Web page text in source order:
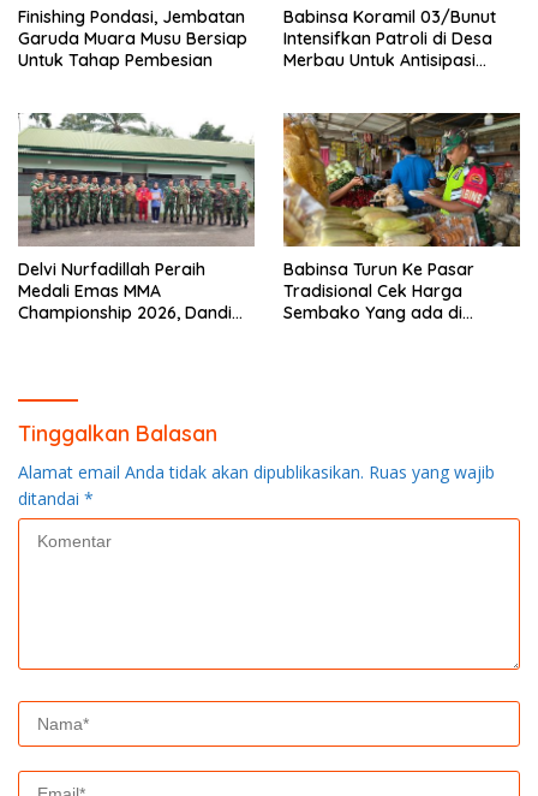
Finishing Pondasi, Jembatan
Garuda Muara Musu Bersiap
Untuk Tahap Pembesian
Babinsa Koramil 03/Bunut
Intensifkan Patroli di Desa
Merbau Untuk Antisipasi
Delvi Nurfadillah Peraih
Medali Emas MMA
Championship 2026, Dandim
Babinsa Turun Ke Pasar
Tradisional Cek Harga
Sembako Yang ada di
Tinggalkan Balasan
Alamat email Anda tidak akan dipublikasikan. Ruas yang wajib
ditandai *